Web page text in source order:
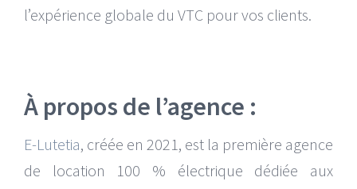
l’expérience globale du VTC pour vos clients.
À propos de l’agence :
E-Lutetia, créée en 2021, est la première agence
de location 100 % électrique dédiée aux